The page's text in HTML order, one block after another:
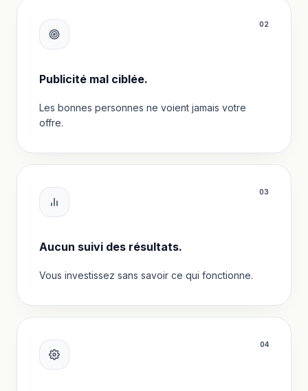
02
Publicité mal ciblée.
Les bonnes personnes ne voient jamais votre
offre.
03
Aucun suivi des résultats.
Vous investissez sans savoir ce qui fonctionne.
04